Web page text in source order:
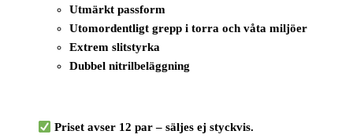
Utmärkt passform
Utomordentligt grepp i torra och våta miljöer
Extrem slitstyrka
Dubbel nitrilbeläggning
Priset avser 12 par – säljes ej styckvis.